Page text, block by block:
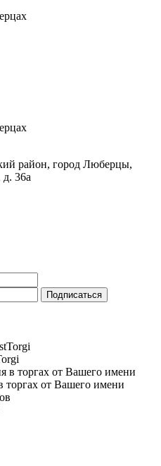
район, город Люберцы,
д. 36а
торгах от Вашего имени